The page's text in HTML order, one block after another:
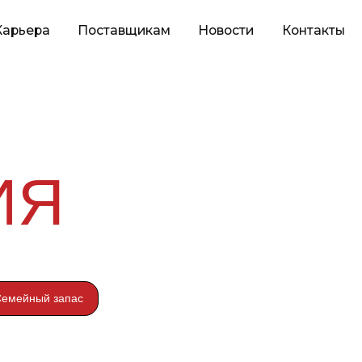
Новости Контакты
запас